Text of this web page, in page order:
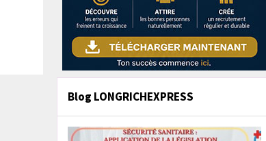
Blog LONGRICHEXPRESS